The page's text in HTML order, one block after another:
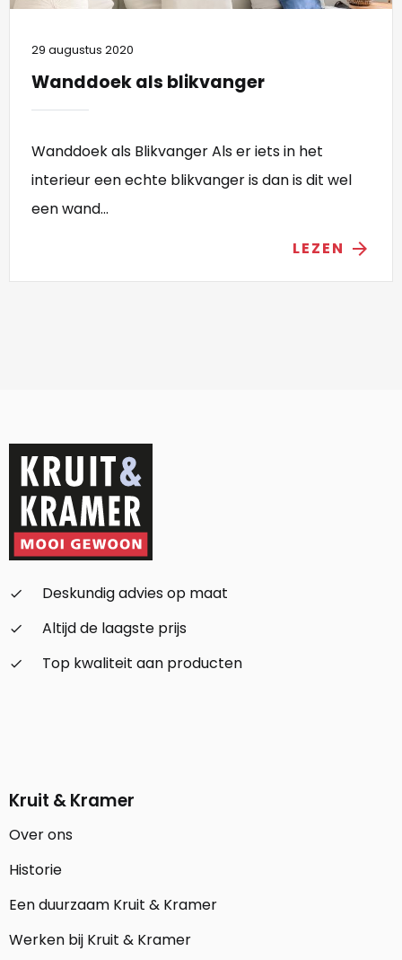
29 augustus 2020
Wanddoek als blikvanger
Wanddoek als Blikvanger Als er iets in het
interieur een echte blikvanger is dan is dit wel
een wand...
LEZEN arrow_forward
check_small
Deskundig advies op maat
check_small
Altijd de laagste prijs
check_small
Top kwaliteit aan producten
Kruit & Kramer
Over ons
Historie
Een duurzaam Kruit & Kramer
Werken bij Kruit & Kramer